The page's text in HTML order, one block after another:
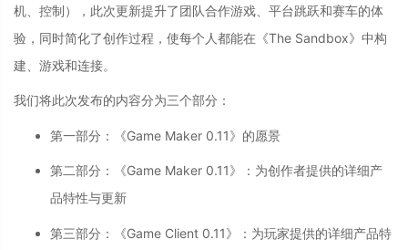
机、控制），此次更新提升了团队合作游戏、平台跳跃和赛车的体
验，同时简化了创作过程，使每个人都能在《The Sandbox》中构
建、游戏和连接。
我们将此次发布的内容分为三个部分：
第一部分：《Game Maker 0.11》的愿景
第二部分：《Game Maker 0.11》：为创作者提供的详细产
品特性与更新
第三部分：《Game Client 0.11》：为玩家提供的详细产品特